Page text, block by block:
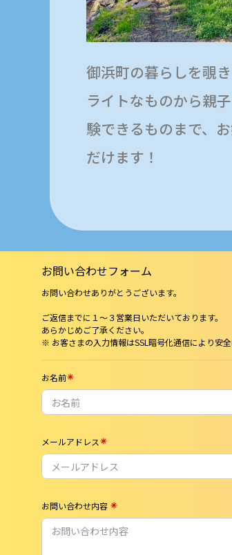
御浜町の暮らしを覗
ライトなものから親
験できるものまで、
だけます！